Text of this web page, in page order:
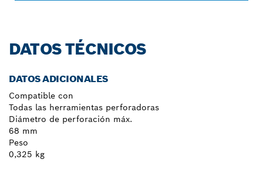
DATOS TÉCNICOS
DATOS ADICIONALES
Compatible con
Todas las herramientas perforadoras
Diámetro de perforación máx.
68 mm
Peso
0,325 kg